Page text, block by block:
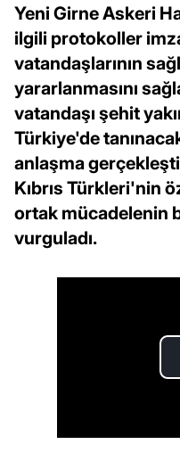
Yeni Girne Askeri
ilgili protokoller
vatandaşlarının
yararlanmasını
vatandaşı şehit
Türkiye'de
anlaşma
Kıbrıs Türkleri'nin
ortak mücadelenin
vurguladı.